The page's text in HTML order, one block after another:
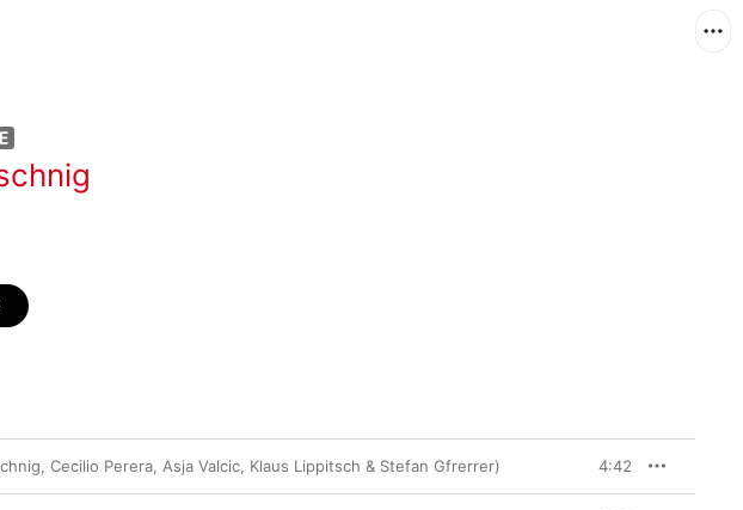
Cecilio Perera, Asja Valcic, Klaus Lippitsch & Stefan Gfrerrer) 4:42